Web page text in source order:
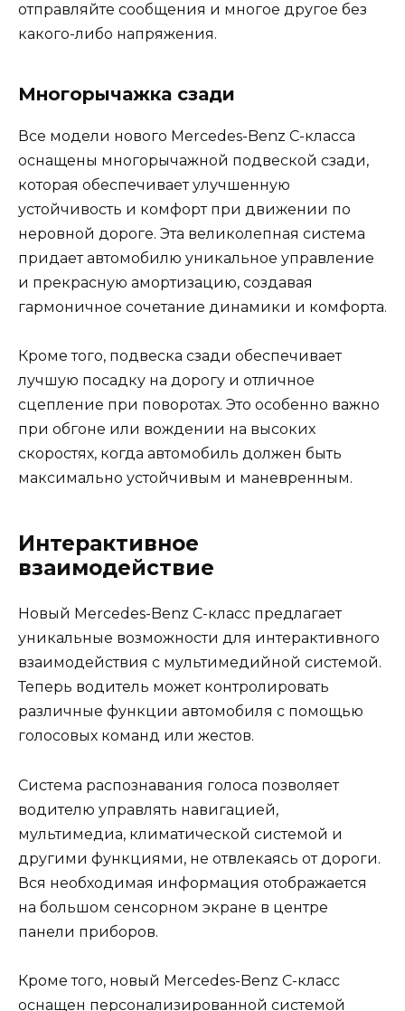
отправляйте сообщения и многое другое без
какого-либо напряжения.
Многорычажка сзади
Все модели нового Mercedes-Benz C-класса
оснащены многорычажной подвеской сзади,
которая обеспечивает улучшенную
устойчивость и комфорт при движении по
неровной дороге. Эта великолепная система
придает автомобилю уникальное управление
и прекрасную амортизацию, создавая
гармоничное сочетание динамики и комфорта.
Кроме того, подвеска сзади обеспечивает
лучшую посадку на дорогу и отличное
сцепление при поворотах. Это особенно важно
при обгоне или вождении на высоких
скоростях, когда автомобиль должен быть
максимально устойчивым и маневренным.
Интерактивное
взаимодействие
Новый Mercedes-Benz C-класс предлагает
уникальные возможности для интерактивного
взаимодействия с мультимедийной системой.
Теперь водитель может контролировать
различные функции автомобиля с помощью
голосовых команд или жестов.
Система распознавания голоса позволяет
водителю управлять навигацией,
мультимедиа, климатической системой и
другими функциями, не отвлекаясь от дороги.
Вся необходимая информация отображается
на большом сенсорном экране в центре
панели приборов.
Кроме того, новый Mercedes-Benz C-класс
оснащен персонализированной системой